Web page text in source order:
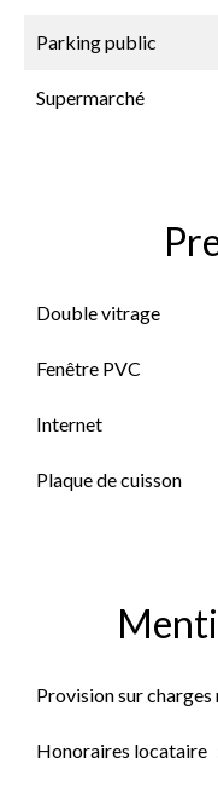
Parking public
Supermarché
Double vitrage
Fenêtre PVC
Internet
Plaque de cuisson
Provision sur
Honoraires locataire